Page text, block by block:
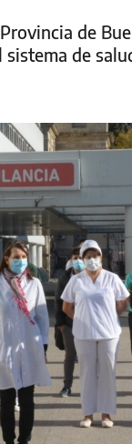
de
de